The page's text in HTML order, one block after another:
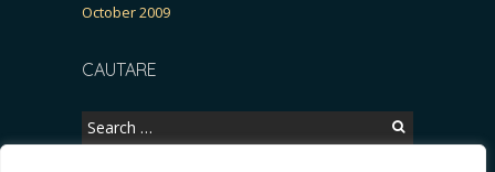
October 2009
CAUTARE
Search
for: